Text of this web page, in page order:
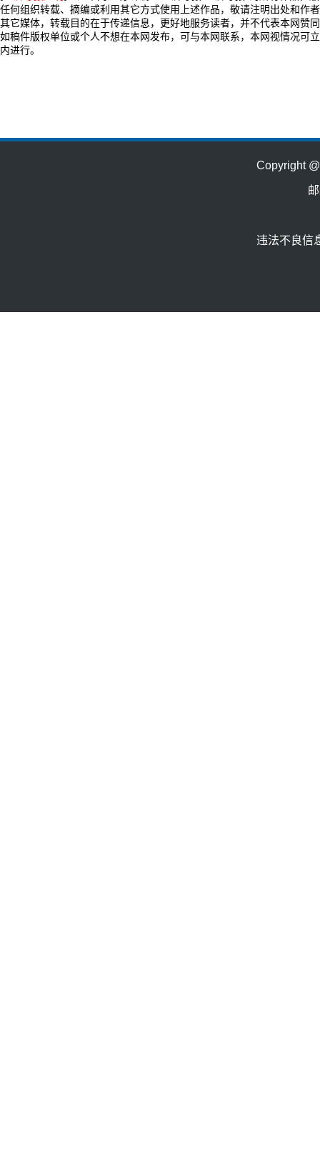
任何组织转载、摘编或利用其它方式使用上述作品，敬请注明出处和作
其它媒体，转载目的在于传递信息，更好地服务读者，并不代表本网赞
如稿件版权单位或个人不想在本网发布，可与本网联系，本网视情况可
内进行。
Copyright
违法不良信